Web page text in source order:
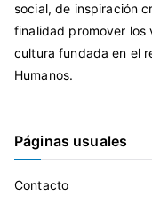
social, de inspiración
finalidad promover los
cultura fundada en el
Humanos.
Páginas usuales
Contacto